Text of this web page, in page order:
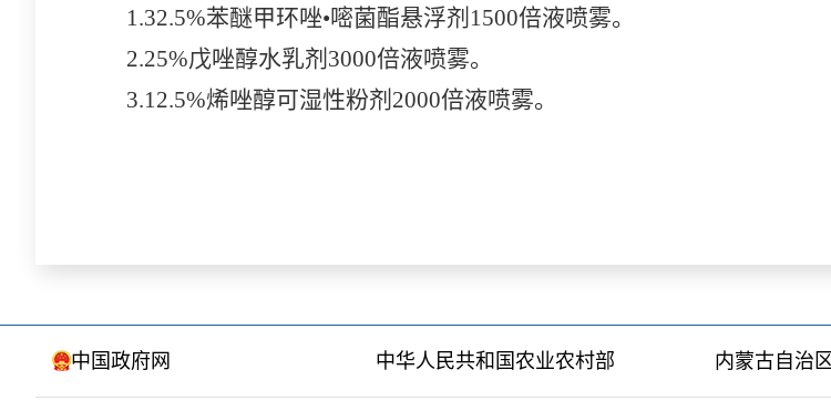
1.32.5%苯醚甲环唑•嘧菌酯悬浮剂1500倍液喷雾。
2.25%戊唑醇水乳剂3000倍液喷雾。
3.12.5%烯唑醇可湿性粉剂2000倍液喷雾。
中国政府网 中华人民共和国农业农村部 内蒙古自治